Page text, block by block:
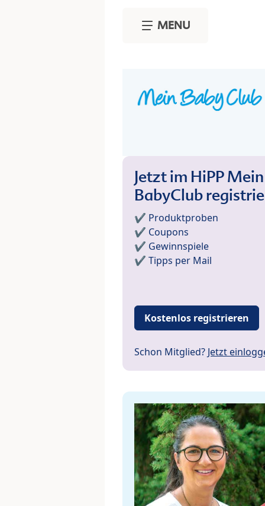
MENU
Jetzt im HiPP Mein
BabyClub
✔️ Produktproben
✔️ Coupons
✔️ Gewinnspiele
✔️ Tipps per Mail
Kostenlos registrieren
Schon Mitglied? Jetzt